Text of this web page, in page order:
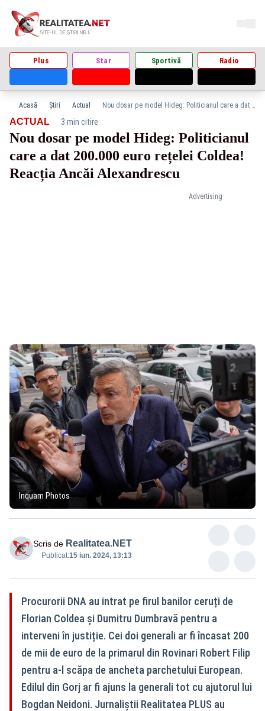
Plus Star Sportivă Radio
Acasă Știri Actual Nou dosar pe model Hideg: Politicianul care a dat 200.000 euro rețelei Coldea! Reacția Ancăi Alexandrescu
Advertising
ACTUAL· 3 min citire
Nou dosar pe model Hideg: Politicianul
care a dat 200.000 euro rețelei Coldea!
Reacția Ancăi Alexandrescu
Inquam Photos
Scris de Realitatea.NET
Publicat:15 iun. 2024, 13:13
Procurorii DNA au intrat pe firul banilor ceruți de
Florian Coldea și Dumitru Dumbravă pentru a
interveni în justiție. Cei doi generali ar fi încasat 200
de mii de euro de la primarul din Rovinari Robert Filip
pentru a-l scăpa de ancheta parchetului European.
Edilul din Gorj ar fi ajuns la generali tot cu ajutorul lui
Bogdan Neidoni. Jurnaliștii Realitatea PLUS au